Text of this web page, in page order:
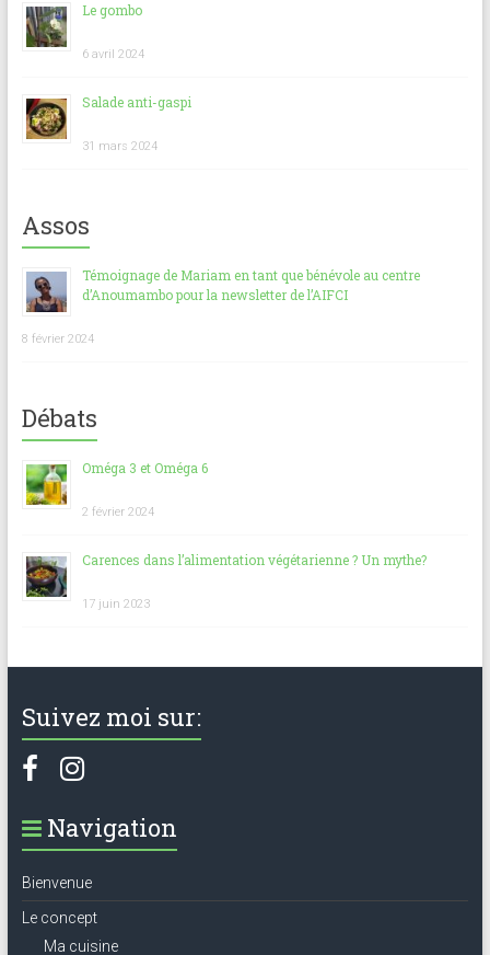
Le gombo
6 avril 2024
Salade anti-gaspi
31 mars 2024
Assos
Témoignage de Mariam en tant que bénévole au centre
d’Anoumambo pour la newsletter de l’AIFCI
8 février 2024
Débats
Oméga 3 et Oméga 6
2 février 2024
Carences dans l’alimentation végétarienne ? Un mythe?
17 juin 2023
Suivez moi sur:
Navigation
Bienvenue
Le concept
Ma cuisine